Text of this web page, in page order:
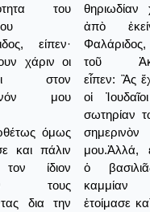
του
είπεν·
χάριν οι
στον
μου
όμως
και πάλιν
ίδιον
τους
δια την
θηριωδίαν
ἀπὸ
τοῦ
εἶπεν: Ἂς
οἱ
σωτηρίαν
μου.Ἀλλά,
ὁ
καμμίαν
ἐτοίμασε